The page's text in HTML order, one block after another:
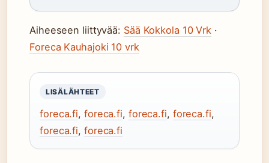
Aiheeseen liittyvää: Sää Kokkola 10 Vrk ·
Foreca Kauhajoki 10 vrk
LISÄLÄHTEET
foreca.fi, foreca.fi, foreca.fi, foreca.fi,
foreca.fi, foreca.fi